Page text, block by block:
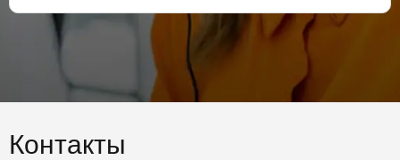
Контакты